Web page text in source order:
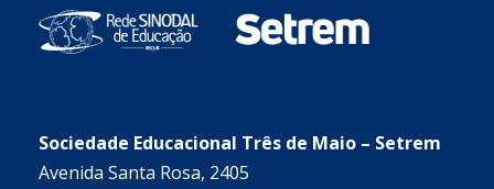
Sociedade Educacional Três de Maio – Setrem
Avenida Santa Rosa, 2405